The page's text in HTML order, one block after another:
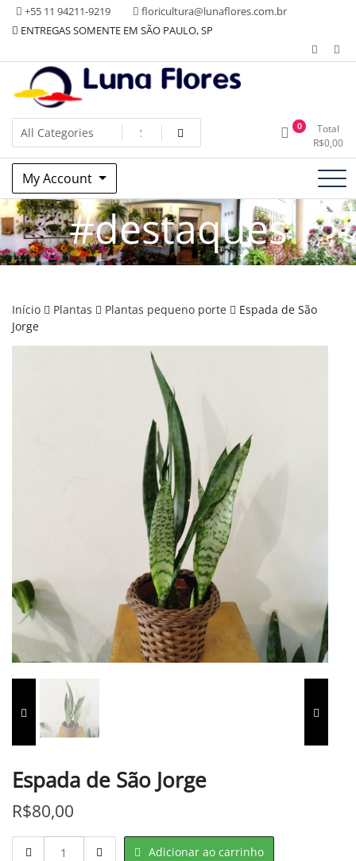
Skip +55 11 94211-9219
floricultura@lunaflores.com.br
ENTREGAS SOMENTE EM SÃO PAULO, SP
Floricultura Luna Flores – Vila
Mariana, SP – Presentes e
Decorações
Floricultura tradicional, vende flores naturais arranjos, buques
e muito mais
0
Total
R$0,00
My Account
#destaques
Início Plantas Plantas pequeno porte
Espada de São
Jorge
Espada de São Jorge
R$80,00
Adicionar ao carrinho